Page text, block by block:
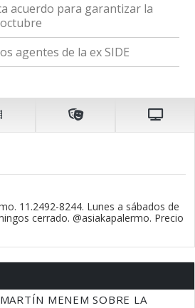
acuerdo para garantizar la
agentes de la ex SIDE
11.2492-8244. Lunes a sábados de
cerrado. @asiakapalermo. Precio
MARTÍN MENEM SOBRE LA